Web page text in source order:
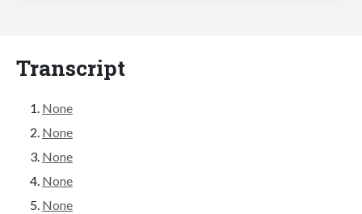
Transcript
None
None
None
None
None